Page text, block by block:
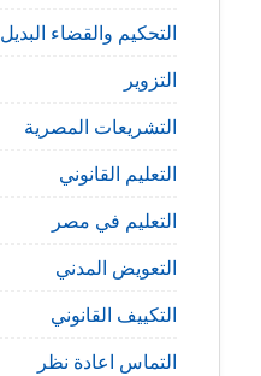
التحكيم والقضاء البديل
التزوير
التشريعات المصرية
التعليم القانوني
التعليم في مصر
التعويض المدني
التكييف القانوني
التماس اعادة نظر